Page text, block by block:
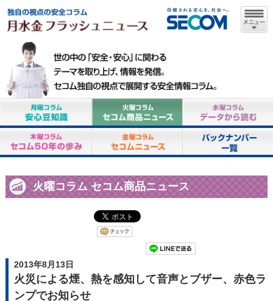
火曜コラム セコム商品ニュース
2013年8月13日
火災による煙、熱を感知して音声とブザー、赤色ラ
ンプでお知らせ